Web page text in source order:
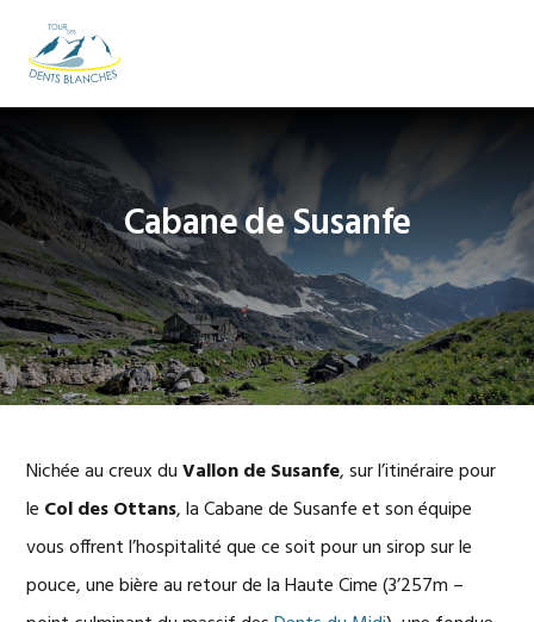
navigation
contenu
principal
pied
de
Cabane de Susanfe
Nichée au creux duVallon de Susanfe, sur l’itinéraire pour
le Col des Ottans, la Cabane de Susanfe et son équipe
vous offrent l’hospitalité que ce soit pour un sirop sur le
pouce, une bière au retour de la Haute Cime (3’257m –